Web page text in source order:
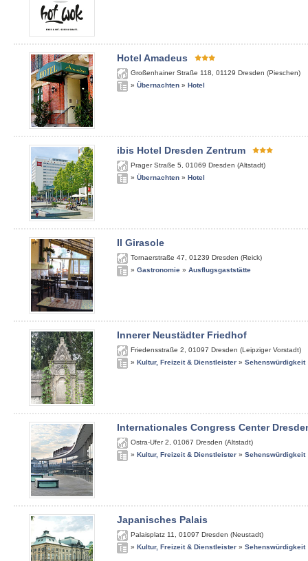
Hotel Amadeus
Großenhainer Straße 118 01129 Dresden (Pieschen)
» Übernachten » Hotel
ibis Hotel Dresden Zentrum
Prager Straße 5 01069 Dresden (Altstadt)
» Übernachten » Hotel
Il Girasole
Tornaerstraße 47 01239 Dresden (Reick)
» Gastronomie » Ausflugsgaststätte
Innerer Neustädter Friedhof
Friedensstraße 2 01097 Dresden (Leipziger Vorstadt)
» Kultur, Freizeit & Dienstleister » Sehenswürdigkeit
Internationales Congress Center
Ostra-Ufer 2 01067 Dresden (Altstadt)
» Kultur, Freizeit & Dienstleister » Sehenswürdigkeit
Japanisches Palais
Palaisplatz 11 01097 Dresden (Neustadt)
» Kultur, Freizeit & Dienstleister » Sehenswürdigkeit